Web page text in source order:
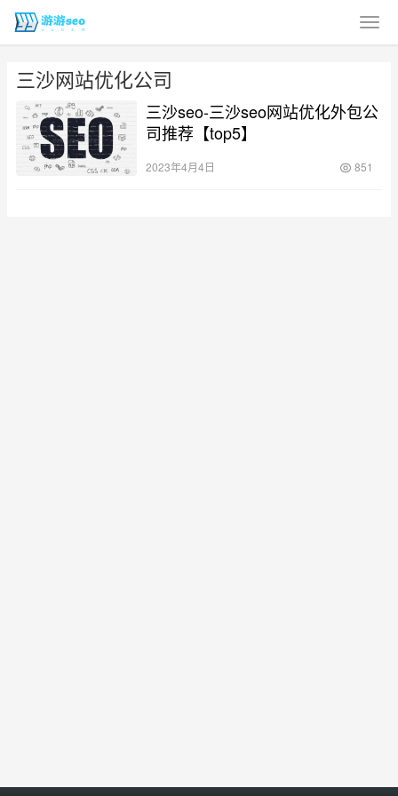
三沙网站优化公司
三沙seo-三沙seo网站优化外包公
司推荐【top5】
2023年4月4日 851